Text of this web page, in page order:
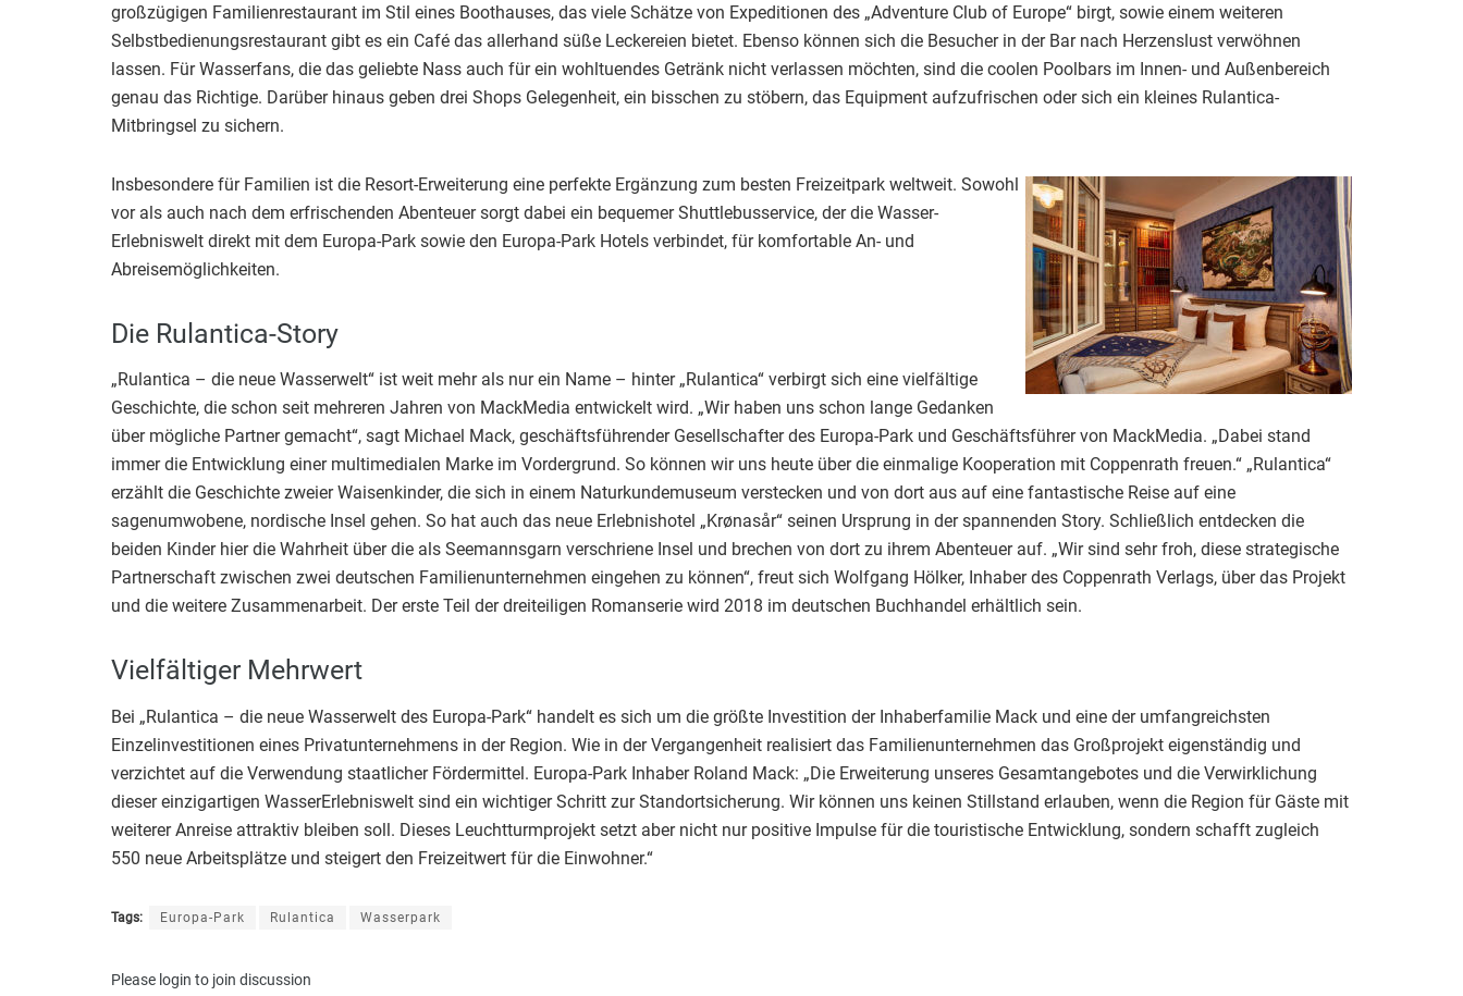
großzügigen Familienrestaurant im Stil eines Boothauses, das viele Schätze von Expeditionen des „Adventure Club of Europe“ birgt, sowie einem weiteren
Selbstbedienungsrestaurant gibt es ein Café das allerhand süße Leckereien bietet. Ebenso können sich die Besucher in der Bar nach Herzenslust verwöhnen
lassen. Für Wasserfans, die das geliebte Nass auch für ein wohltuendes Getränk nicht verlassen möchten, sind die coolen Poolbars im Innen- und Außenbereich
genau das Richtige. Darüber hinaus geben drei Shops Gelegenheit, ein bisschen zu stöbern, das Equipment aufzufrischen oder sich ein kleines Rulantica-
Mitbringsel zu sichern.
Insbesondere für Familien ist die Resort-Erweiterung eine perfekte Ergänzung zum besten Freizeitpark weltweit. Sowohl
vor als auch nach dem erfrischenden Abenteuer sorgt dabei ein bequemer Shuttlebusservice, der die Wasser-
Erlebniswelt direkt mit dem Europa-Park sowie den Europa-Park Hotels verbindet, für komfortable An- und
Abreisemöglichkeiten.
Die Rulantica-Story
„Rulantica – die neue Wasserwelt“ ist weit mehr als nur ein Name – hinter „Rulantica“ verbirgt sich eine vielfältige
Geschichte, die schon seit mehreren Jahren von MackMedia entwickelt wird. „Wir haben uns schon lange Gedanken
über mögliche Partner gemacht“, sagt Michael Mack, geschäftsführender Gesellschafter des Europa-Park und Geschäftsführer von MackMedia. „Dabei stand
immer die Entwicklung einer multimedialen Marke im Vordergrund. So können wir uns heute über die einmalige Kooperation mit Coppenrath freuen.“ „Rulantica“
erzählt die Geschichte zweier Waisenkinder, die sich in einem Naturkundemuseum verstecken und von dort aus auf eine fantastische Reise auf eine
sagenumwobene, nordische Insel gehen. So hat auch das neue Erlebnishotel „Krønasår“ seinen Ursprung in der spannenden Story. Schließlich entdecken die
beiden Kinder hier die Wahrheit über die als Seemannsgarn verschriene Insel und brechen von dort zu ihrem Abenteuer auf. „Wir sind sehr froh, diese strategische
Partnerschaft zwischen zwei deutschen Familienunternehmen eingehen zu können“, freut sich Wolfgang Hölker, Inhaber des Coppenrath Verlags, über das Projekt
und die weitere Zusammenarbeit. Der erste Teil der dreiteiligen Romanserie wird 2018 im deutschen Buchhandel erhältlich sein.
Vielfältiger Mehrwert
Bei „Rulantica – die neue Wasserwelt des Europa-Park“ handelt es sich um die größte Investition der Inhaberfamilie Mack und eine der umfangreichsten
Einzelinvestitionen eines Privatunternehmens in der Region. Wie in der Vergangenheit realisiert das Familienunternehmen das Großprojekt eigenständig und
verzichtet auf die Verwendung staatlicher Fördermittel. Europa-Park Inhaber Roland Mack: „Die Erweiterung unseres Gesamtangebotes und die Verwirklichung
dieser einzigartigen WasserErlebniswelt sind ein wichtiger Schritt zur Standortsicherung. Wir können uns keinen Stillstand erlauben, wenn die Region für Gäste mit
weiterer Anreise attraktiv bleiben soll. Dieses Leuchtturmprojekt setzt aber nicht nur positive Impulse für die touristische Entwicklung, sondern schafft zugleich
550 neue Arbeitsplätze und steigert den Freizeitwert für die Einwohner.“
Tags: Europa-Park Rulantica Wasserpark
Please login to join discussion